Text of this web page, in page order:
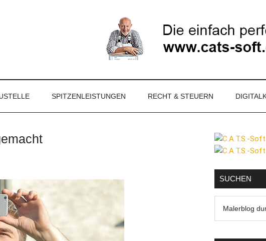
SPITZENLEISTUNGEN RECHT & STEUERN
SUCHEN
durchsuchen